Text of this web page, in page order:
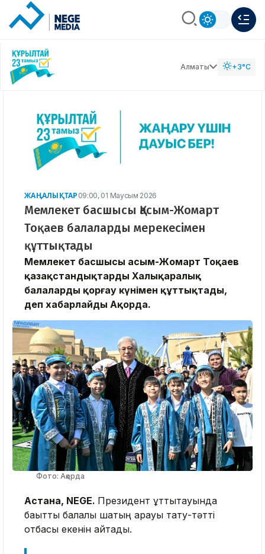
Алматы +3°C
ЖАҢАЛЫҚТАР 09:00, 01 Маусым 2026
Мемлекет басшысы Қасым-Жомарт
Тоқаев балаларды мерекесімен
құттықтады
Мемлекет басшысы Қасым-Жомарт Тоқаев
қазақстандықтарды Халықаралық
балаларды қорғау күнімен құттықтады,
деп хабарлайды Ақорда.
Фото: Ақорда
Астана, NEGE. Президент құттықтауында
бақытты балалық шақтың арқауы тату-тәтті
отбасы екенін айтады.